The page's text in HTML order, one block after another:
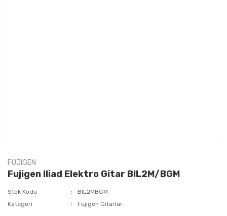
FUJIGEN
Fujigen Iliad Elektro Gitar BIL2M/BGM
Stok Kodu
BIL2MBGM
Kategori
Fujigen Gitarlar